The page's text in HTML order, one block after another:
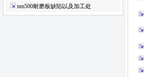
nm500耐磨板缺陷以及加工处